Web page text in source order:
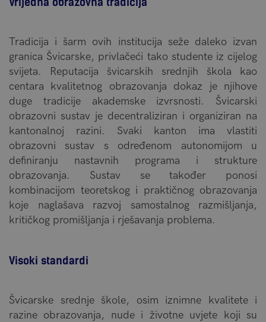
Tradicija i šarm ovih institucija seže daleko izvan
granica Švicarske, privlačeći tako studente iz cijelog
svijeta. Reputacija švicarskih srednjih škola kao
centara kvalitetnog obrazovanja dokaz je njihove
duge tradicije akademske izvrsnosti. Švicarski
obrazovni sustav je decentraliziran i organiziran na
kantonalnoj razini. Svaki kanton ima vlastiti
obrazovni sustav s određenom autonomijom u
definiranju nastavnih programa i strukture
obrazovanja. Sustav se također ponosi
kombinacijom teoretskog i praktičnog obrazovanja
koje naglašava razvoj samostalnog razmišljanja,
kritičkog promišljanja i rješavanja problema.
Visoki standardi
Švicarske srednje škole, osim iznimne kvalitete i
razine obrazovanja, nude i životne uvjete koji su